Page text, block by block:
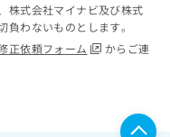
株式会社マイナビ及び株式
わないものとします。
正依頼フォーム
からご連